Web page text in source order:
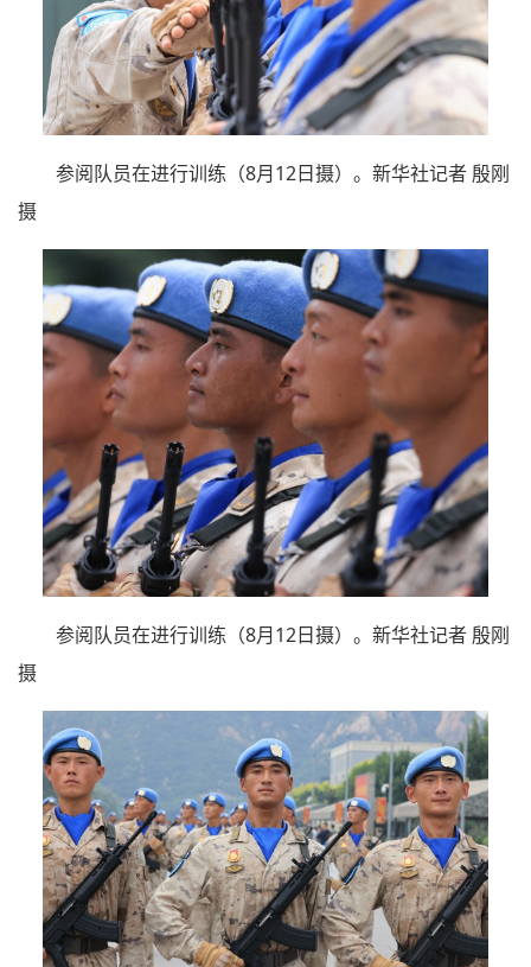
参阅队员在进行训练（8月12日摄）。新华社记者 殷刚
摄
参阅队员在进行训练（8月12日摄）。新华社记者 殷刚
摄